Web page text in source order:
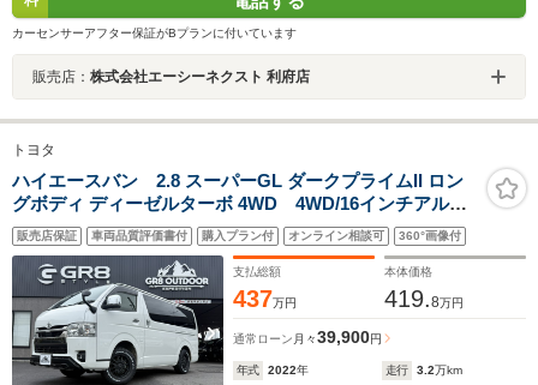
カーセンサーアフター保証がBプランに付いています
販売店： 株式会社エーシーネクスト 利府店
トヨタ
ハイエースバン 2.8 スーパーGL ダークプライムII ロン
グボディ ディーゼルターボ 4WD 4WD/16インチアルミ/
フロントエアロ/ベットキット/シートカバー/エンジンカバ
ー/両側電動スライドドア/衝突軽減ブレーキ/パノラミック
ビューモニター/純正7インチナビ/キャンピングカー/車中
泊
販売店保証 車両品質評価書付 購入プラン付 オンライン相談可 360°画像付
支払総額
437万円
本体価格
419.8万円
通常ローン 月々39,900円
年式 2022年 走行 3.2万km